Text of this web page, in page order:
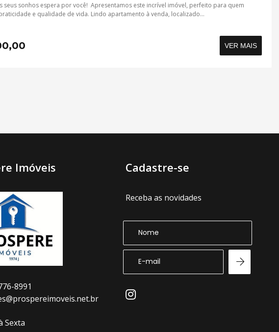
seus sonhos espera por você! Apresentamos este incrível imóvel, perfeito para quem
e qualidade de vida. Lindo apartamento à venda, localizado...
VER MAIS
Imóveis
8991
Sexta
Cadastre-se
Receba as novidades